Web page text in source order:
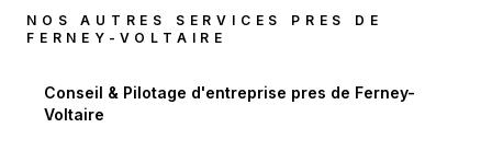
NOS AUTRES SERVICES PRES DE
FERNEY-VOLTAIRE
Conseil & Pilotage d'entreprise pres de Ferney-
Voltaire